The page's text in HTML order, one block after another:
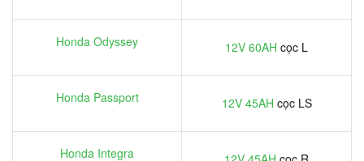
Honda Odyssey 12V 60AH cọc L
Honda Passport 12V 45AH cọc LS
Honda Integra